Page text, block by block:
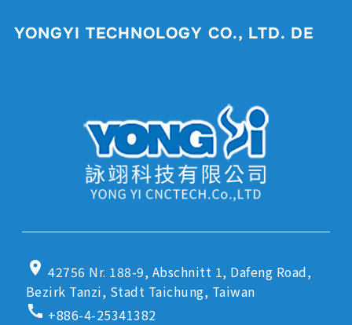
YONGYI TECHNOLOGY CO., LTD. DE
location_on 42756 Nr. 188-9, Abschnitt 1, Dafeng Road,
Bezirk Tanzi, Stadt Taichung, Taiwan
call +886-4-25341382